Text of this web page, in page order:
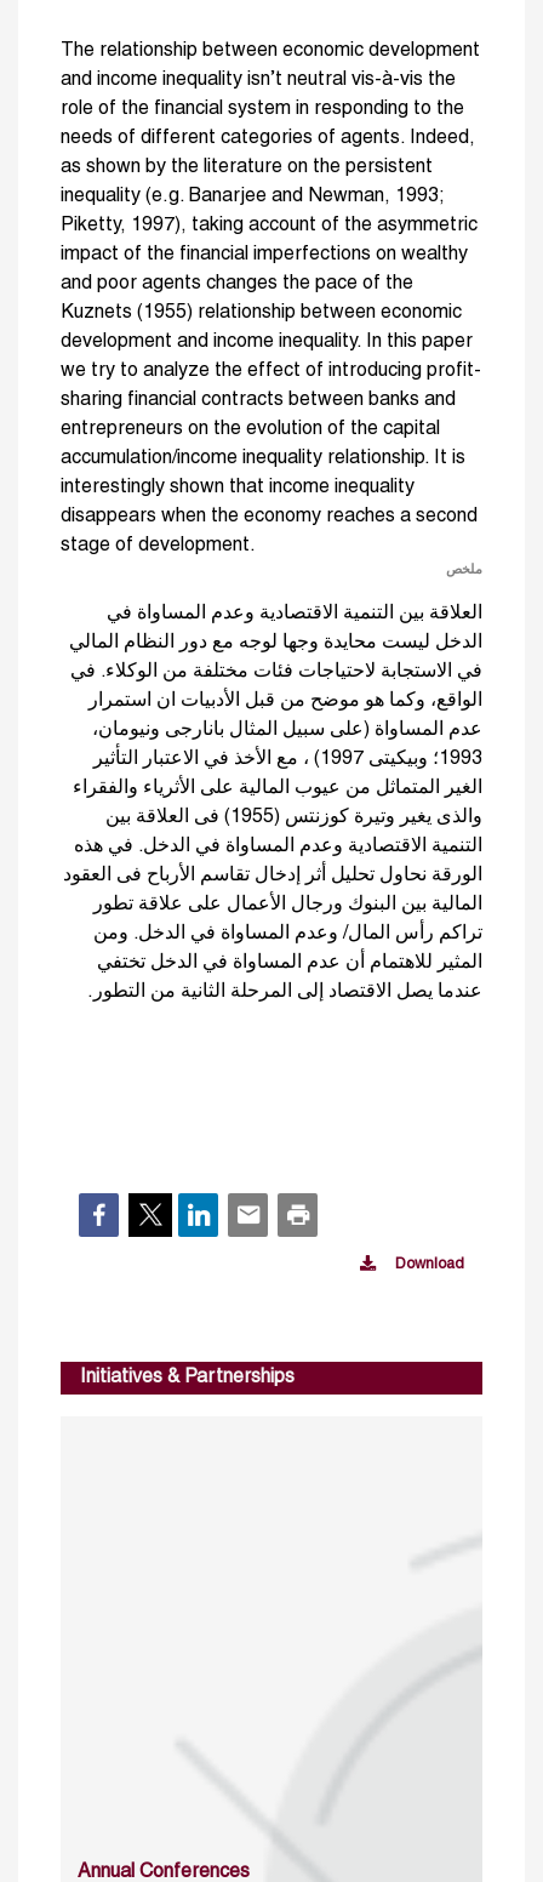
The relationship between economic development
and income inequality isn’t neutral vis-à-vis the
role of the financial system in responding to the
needs of different categories of agents. Indeed,
as shown by the literature on the persistent
inequality (e.g. Banarjee and Newman, 1993;
Piketty, 1997), taking account of the asymmetric
impact of the financial imperfections on wealthy
and poor agents changes the pace of the
Kuznets (1955) relationship between economic
development and income inequality. In this paper
we try to analyze the effect of introducing profit-
sharing financial contracts between banks and
entrepreneurs on the evolution of the capital
accumulation/income inequality relationship. It is
interestingly shown that income inequality
disappears when the economy reaches a second
stage of development.
ملخص
العلاقة بين التنمية الاقتصادية وعدم المساواة في
الدخل ليست محايدة وجها لوجه مع دور النظام المالي
في الاستجابة لاحتياجات فئات مختلفة من الوكلاء. في
الواقع، وكما هو موضح من قبل الأدبيات ان استمرار
عدم المساواة (على سبيل المثال بانارجى ونيومان،
1993؛ وبيكيتى 1997) ، مع الأخذ في الاعتبار التأثير
الغير المتماثل من عيوب المالية على الأثرياء والفقراء
والذى يغير وتيرة كوزنتس (1955) فى العلاقة بين
التنمية الاقتصادية وعدم المساواة في الدخل. في هذه
الورقة نحاول تحليل أثر إدخال تقاسم الأرباح فى العقود
المالية بين البنوك ورجال الأعمال على علاقة تطور
تراكم رأس المال/ وعدم المساواة في الدخل. ومن
المثير للاهتمام أن عدم المساواة في الدخل تختفي
عندما يصل الاقتصاد إلى المرحلة الثانية من التطور.
Download
Initiatives & Partnerships
Annual Conferences